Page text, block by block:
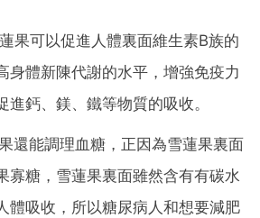
果可以促進人體裏面維生素B族的
身體新陳代謝的水平，增強免疫力
進鈣、鎂、鐵等物質的吸收。
還能調理血糖，正因為雪蓮果裏面
寡糖，雪蓮果裏面雖然含有有碳水
體吸收，所以糖尿病人和想要減肥